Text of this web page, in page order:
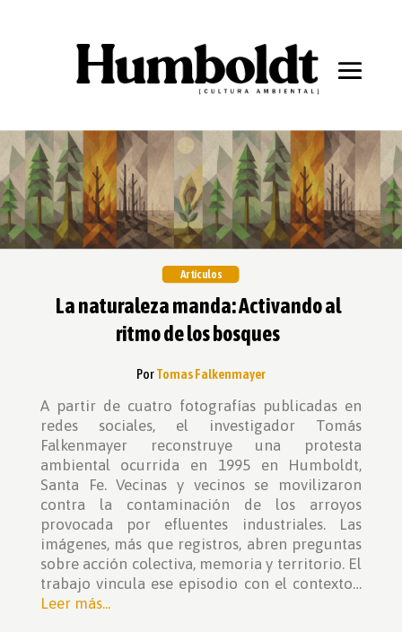
Artículos
La naturaleza manda: Activando al
ritmo de los bosques
PorTomas Falkenmayer
A partir de cuatro fotografías publicadas en
redes sociales, el investigador Tomás
Falkenmayer reconstruye una protesta
ambiental ocurrida en 1995 en Humboldt,
Santa Fe. Vecinas y vecinos se movilizaron
contra la contaminación de los arroyos
provocada por efluentes industriales. Las
imágenes, más que registros, abren preguntas
sobre acción colectiva, memoria y territorio. El
trabajo vincula ese episodio con el contexto…
Leer más...